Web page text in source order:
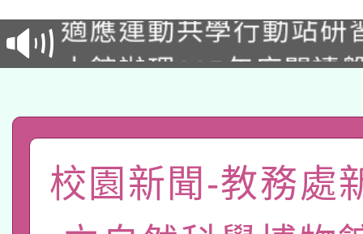
招甄選結果公告(無人
招)
適應運動共學行動站研
本館辦理115年度閱讀
礎課程
A3數位素養講師名單
「數位內容與教學軟體
pilot」
有關大陸委員會函釋公
校園新聞-教務處